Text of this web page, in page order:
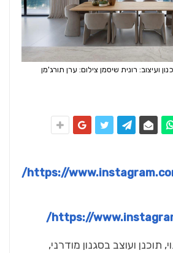
https://
/
https://
/
מ"ר בנוי, תוכנן ועוצב בסגנון מודרני,